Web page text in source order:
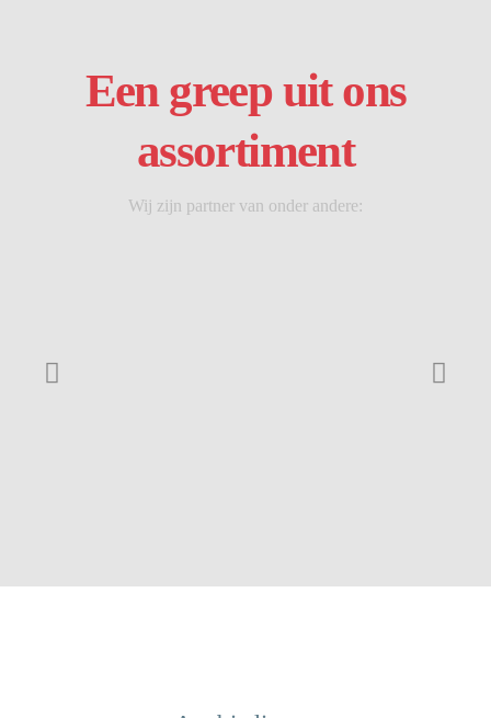
Een greep uit ons
assortiment
Wij zijn partner van onder andere: